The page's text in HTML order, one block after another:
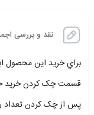
نقد و بررسی
براي خريد اين محصول
قسمت چک کردن خريد
پس از چک کردن تعداد